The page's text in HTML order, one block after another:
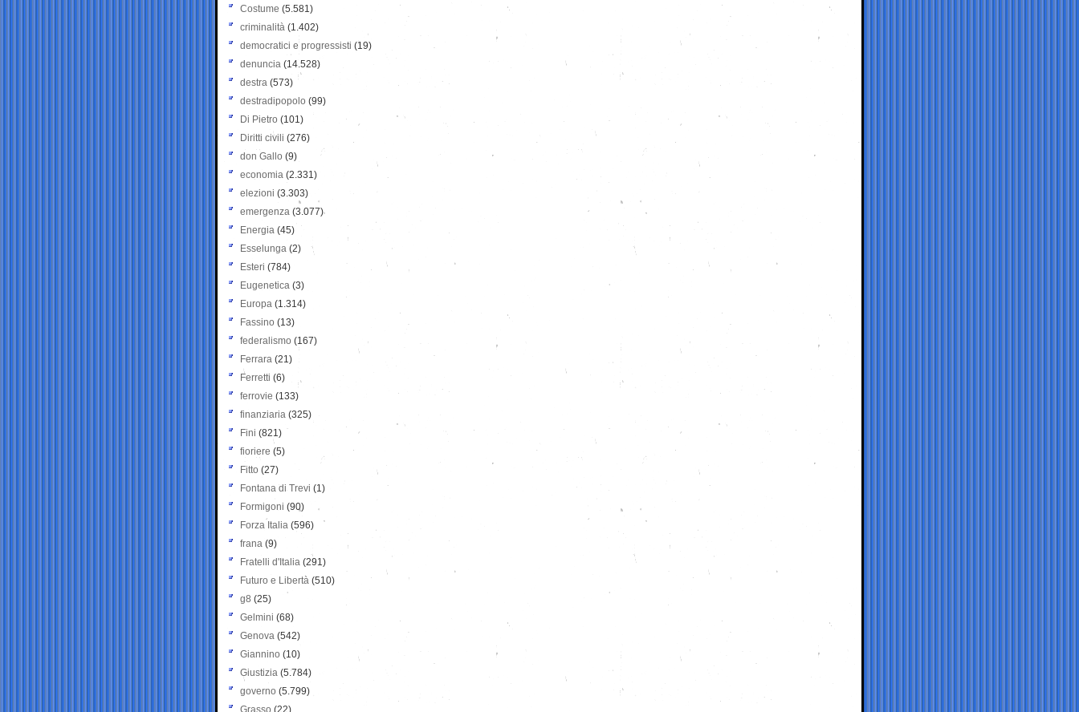
Costume (5.581)
criminalità (1.402)
democratici e progressisti (19)
denuncia (14.528)
destra (573)
destradipopolo (99)
Di Pietro (101)
Diritti civili (276)
don Gallo (9)
economia (2.331)
elezioni (3.303)
emergenza (3.077)
Energia (45)
Esselunga (2)
Esteri (784)
Eugenetica (3)
Europa (1.314)
Fassino (13)
federalismo (167)
Ferrara (21)
Ferretti (6)
ferrovie (133)
finanziaria (325)
Fini (821)
fioriere (5)
Fitto (27)
Fontana di Trevi (1)
Formigoni (90)
Forza Italia (596)
frana (9)
Fratelli d'Italia (291)
Futuro e Libertà (510)
g8 (25)
Gelmini (68)
Genova (542)
Giannino (10)
Giustizia (5.784)
governo (5.799)
Grasso (22)